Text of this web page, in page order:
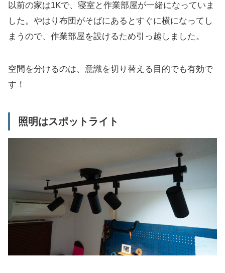
以前の家は1Kで、寝室と作業部屋が一緒になっていま
した。やはり布団がそばにあるとすぐに横になってし
まうので、作業部屋を設けるため引っ越しました。
空間を分けるのは、意識を切り替える目的でも有効で
す！
照明はスポットライト